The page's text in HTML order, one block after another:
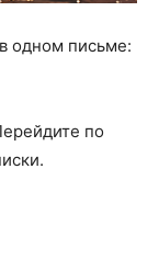
одном письме:
по